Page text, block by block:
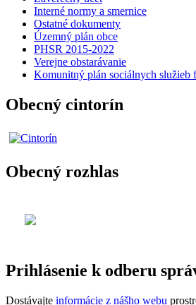
Interné normy a smernice
Ostatné dokumenty
Územný plán obce
PHSR 2015-2022
Verejne obstarávanie
Komunitný plán sociálnych služieb
Obecný cintorín
Obecný rozhlas
Prihlásenie k odberu
Dostávajte informácie z nášho webu